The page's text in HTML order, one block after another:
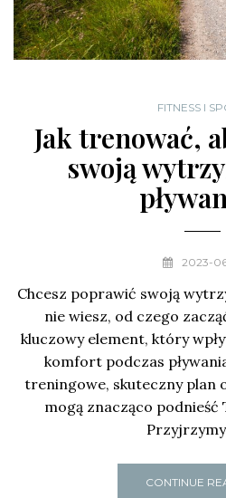
FITNESS I
Jak trenować,
swoją
2023-
Chcesz poprawić swoją
nie wiesz, od czego
kluczowy element, który
komfort podczas
treningowe, skuteczny plan
mogą znacząco
CONTINUE